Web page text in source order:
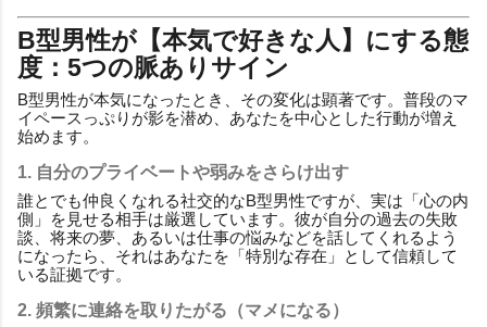
B型男性が【本気で好きな人】にする態
度：5つの脈ありサイン
B型男性が本気になったとき、その変化は顕著です。普段のマ
イペースっぷりが影を潜め、あなたを中心とした行動が増え
始めます。
1. 自分のプライベートや弱みをさらけ出す
誰とでも仲良くなれる社交的なB型男性ですが、実は「心の内
側」を見せる相手は厳選しています。彼が自分の過去の失敗
談、将来の夢、あるいは仕事の悩みなどを話してくれるよう
になったら、それはあなたを「特別な存在」として信頼して
いる証拠です。
2. 頻繁に連絡を取りたがる（マメになる）